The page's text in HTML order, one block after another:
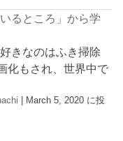
るところ」から学
きなのはふき掃除
化もされ、世界中で
March 5, 2020 に投